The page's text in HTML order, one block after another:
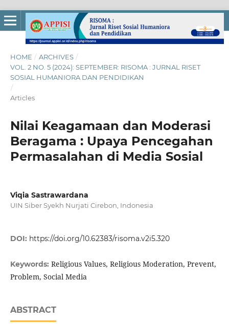
HOME / ARCHIVES /
VOL. 2 NO. 5 (2024): SEPTEMBER: RISOMA : JURNAL RISET
SOSIAL HUMANIORA DAN PENDIDIKAN
/
Articles
Nilai Keagamaan dan Moderasi
Beragama : Upaya Pencegahan
Permasalahan di Media Sosial
Viqia Sastrawardana
UIN Siber Syekh Nurjati Cirebon, Indonesia
DOI: https://doi.org/10.62383/risoma.v2i5.320
Keywords: Religious Values, Religious Moderation, Prevent,
Problem, Social Media
ABSTRACT